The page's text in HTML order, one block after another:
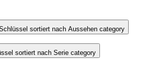
sortiert nach Aussehen category
sortiert nach Serie category